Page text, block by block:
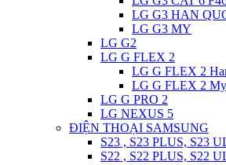
LG G3 HAN
LG G3 MY
LG G2
LG G FLEX 2
LG G FLEX 2
LG G FLEX 2 My
LG G PRO 2
LG NEXUS 5
ĐIỆN THOẠI SAMSUNG
S23 , S23 PLUS, S23
S22 , S22 PLUS, S22